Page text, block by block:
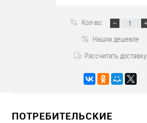
Кол-во:
Нашли дешевле
Рассчитать доставку
ПОТРЕБИТЕЛЬСКИЕ